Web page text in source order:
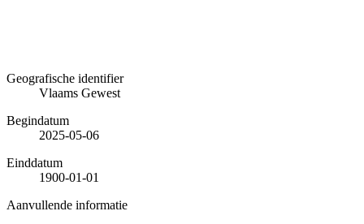
Geografische identifier
Vlaams Gewest
Begindatum
2025-05-06
Einddatum
1900-01-01
Aanvullende informatie